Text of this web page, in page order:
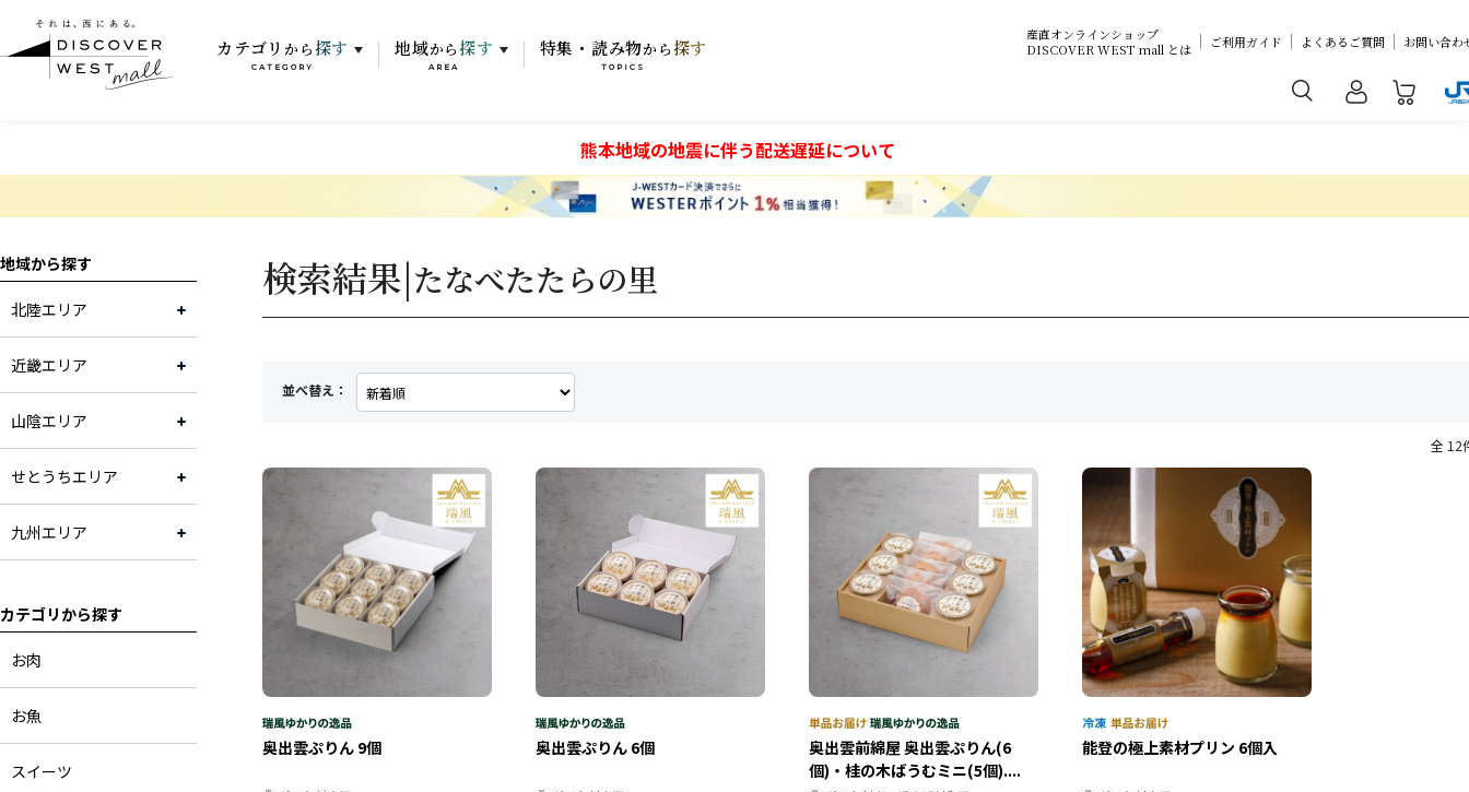
カテゴリ から 探す
CATEGORY
地域から 探す
AREA
特集・読み物から 探す
TOPICS
産直オンラインショップ
DISCOVER WEST mall とは
ご利用ガイド よくあるご質問 お問い合わ
熊本地域の地震に伴う配送遅延について
地域から探す
北陸エリア
近畿エリア
山陰エリア
せとうちエリア
九州エリア
カテゴリから探す
お肉
お魚
スイーツ
検索結果|たなべたたらの里
並べ替え：
全 12
奥出雲ぷりん 9個 奥出雲ぷりん 6個
奥出雲前綿屋 奥出雲ぷりん(6
個)・桂の木ばうむミニ(5個)....
能登の極上素材プリン 6個入